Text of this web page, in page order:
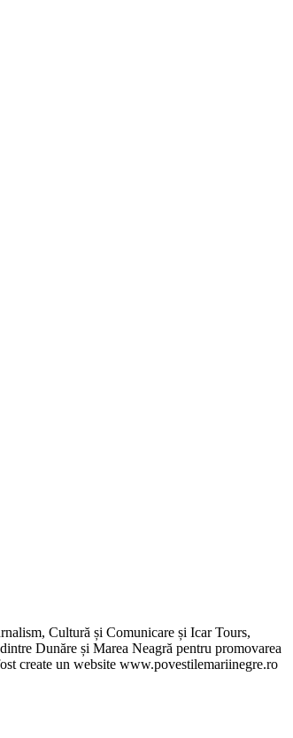
Cultură și Comunicare și Icar Tours,
Dunăre și Marea Neagră pentru promovarea
create un website www.povestilemariinegre.ro